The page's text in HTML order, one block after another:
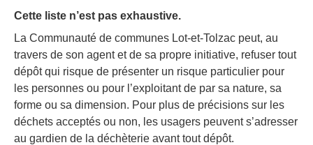
Cette liste n’est pas exhaustive.
La Communauté de communes Lot-et-Tolzac peut, au
travers de son agent et de sa propre initiative, refuser tout
dépôt qui risque de présenter un risque particulier pour
les personnes ou pour l’exploitant de par sa nature, sa
forme ou sa dimension. Pour plus de précisions sur les
déchets acceptés ou non, les usagers peuvent s’adresser
au gardien de la déchèterie avant tout dépôt.